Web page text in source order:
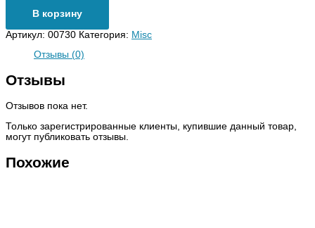
В корзину
Артикул: 00730 Категория: Misc
Отзывы (0)
Отзывы
Отзывов пока нет.
Только зарегистрированные клиенты, купившие данный товар,
могут публиковать отзывы.
Похожие